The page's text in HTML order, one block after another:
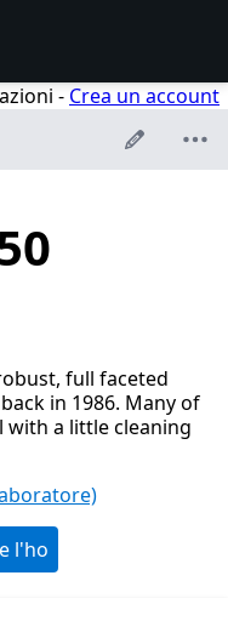
- Crea un account
full faceted
in 1986. Many of
a little cleaning
l'ho